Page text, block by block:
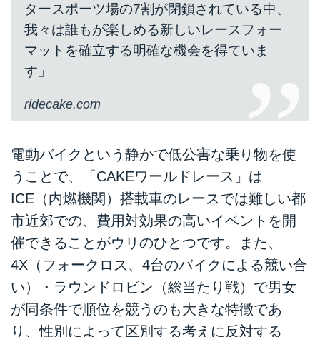
タースポーツ場の7割が閉鎖されている中、
我々は誰もが楽しめる新しいレースフォー
マットを確立する明確な機会を得ていま
す」
ridecake.com
電動バイクという静かで低公害な乗り物を使
うことで、「CAKEワールドレース」は
ICE（内燃機関）搭載車のレースでは難しい都
市近郊での、費用対効果の高いイベントを開
催できることがウリのひとつです。また、
4X（フォークロス、4台のバイクによる競い合
い）・ラウンドロビン（総当たり戦）で男女
が同条件で順位を競うのも大きな特徴であ
り、性別によって区別する考えに反対する